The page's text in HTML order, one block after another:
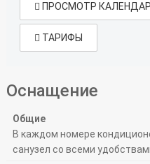
ПРОСМОТР
ТАРИФЫ
Оснащение
Общие
В каждом номере
санузел со всеми